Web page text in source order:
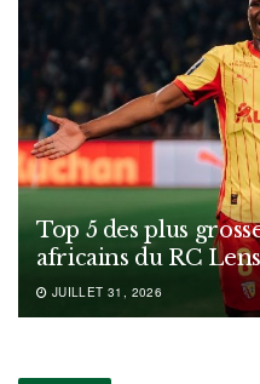
Top 5 des plus
africains du RC Lens
JUILLET 31, 2026